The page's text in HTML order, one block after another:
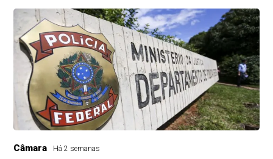
Câmara Há 2 semanas